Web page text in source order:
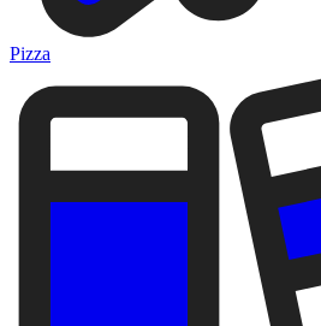
Pizza